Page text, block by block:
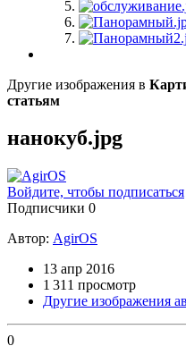
Другие изображения в
статьям
нанокуб.jpg
Войдите, чтобы подписаться
Подписчики 0
Автор: AgirOS
13 апр 2016
1 311 просмотр
Другие изображения
0